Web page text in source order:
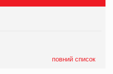
повний список